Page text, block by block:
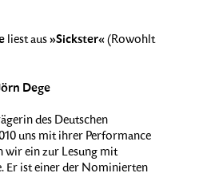
liest aus»Sickster«(Rowohlt
Dege
des Deutschen
uns mit ihrer Performance
wir ein zur Lesung mit
Er ist einer der Nominierten